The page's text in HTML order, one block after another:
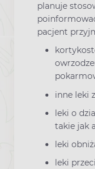
planuje
pacjent
inne leki
leki o
takie jak
leki
leki